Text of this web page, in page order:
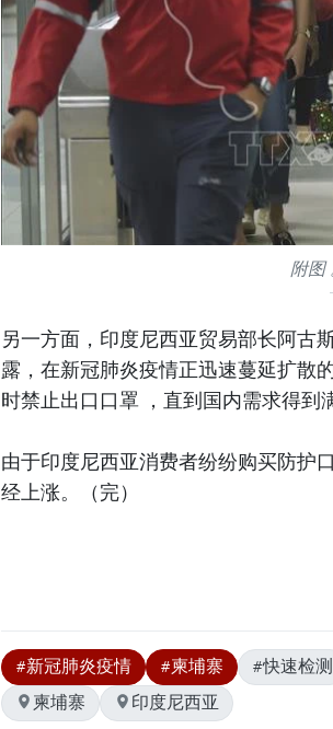
附图
另一方面，印度尼西亚贸易部长阿古
露，在新冠肺炎疫情正迅速蔓延扩散
时禁止出口口罩 ，直到国内需求得到
由于印度尼西亚消费者纷纷购买防护
经上涨。（完）
#新冠肺炎疫情 #柬埔寨 #快速检测
柬埔寨
印度尼西亚